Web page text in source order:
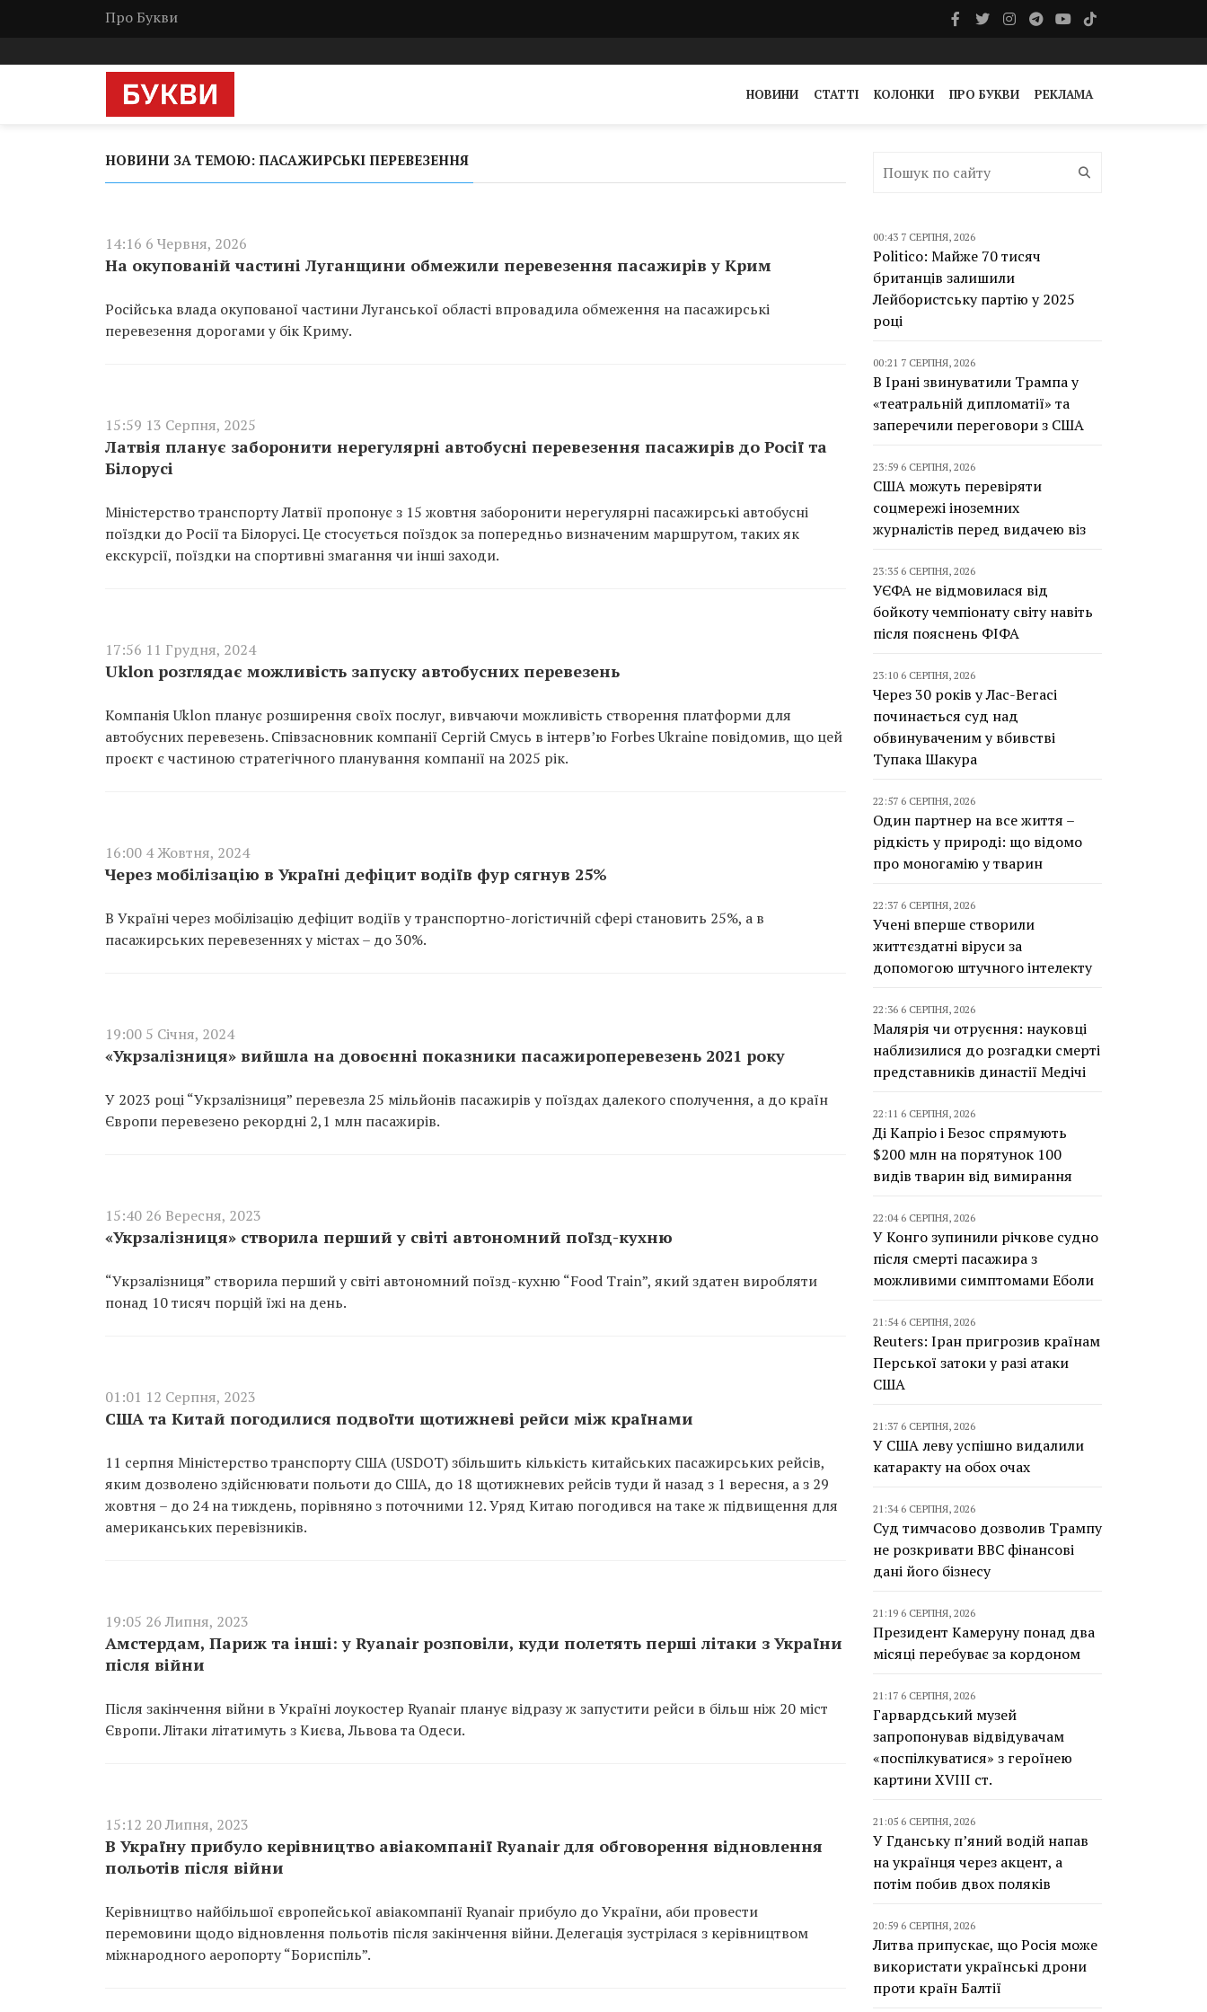
Про Букви
НОВИНИ СТАТТІ КОЛОНКИ ПРО БУКВИ РЕКЛАМА
НОВИНИ ЗА ТЕМОЮ: ПАСАЖИРСЬКІ ПЕРЕВЕЗЕННЯ
14:16 6 Червня, 2026
На окупованій частині Луганщини обмежили перевезення пасажирів у Крим
Російська влада окупованої частини Луганської області впровадила обмеження на пасажирські
перевезення дорогами у бік Криму.
15:59 13 Серпня, 2025
Латвія планує заборонити нерегулярні автобусні перевезення пасажирів до Росії та
Білорусі
Міністерство транспорту Латвії пропонує з 15 жовтня заборонити нерегулярні пасажирські автобусні
поїздки до Росії та Білорусі. Це стосується поїздок за попередньо визначеним маршрутом, таких як
екскурсії, поїздки на спортивні змагання чи інші заходи.
17:56 11 Грудня, 2024
Uklon розглядає можливість запуску автобусних перевезень
Компанія Uklon планує розширення своїх послуг, вивчаючи можливість створення платформи для
автобусних перевезень. Співзасновник компанії Сергій Смусь в інтерв’ю Forbes Ukraine повідомив, що цей
проєкт є частиною стратегічного планування компанії на 2025 рік.
16:00 4 Жовтня, 2024
Через мобілізацію в Україні дефіцит водіїв фур сягнув 25%
В Україні через мобілізацію дефіцит водіїв у транспортно-логістичній сфері становить 25%, а в
пасажирських перевезеннях у містах – до 30%.
19:00 5 Січня, 2024
«Укрзалізниця» вийшла на довоєнні показники пасажироперевезень 2021 року
У 2023 році “Укрзалізниця” перевезла 25 мільйонів пасажирів у поїздах далекого сполучення, а до країн
Європи перевезено рекордні 2,1 млн пасажирів.
15:40 26 Вересня, 2023
«Укрзалізниця» створила перший у світі автономний поїзд-кухню
“Укрзалізниця” створила перший у світі автономний поїзд-кухню “Food Train”, який здатен виробляти
понад 10 тисяч порцій їжі на день.
01:01 12 Серпня, 2023
США та Китай погодилися подвоїти щотижневі рейси між країнами
11 серпня Міністерство транспорту США (USDOT) збільшить кількість китайських пасажирських рейсів,
яким дозволено здійснювати польоти до США, до 18 щотижневих рейсів туди й назад з 1 вересня, а з 29
жовтня – до 24 на тиждень, порівняно з поточними 12. Уряд Китаю погодився на таке ж підвищення для
американських перевізників.
19:05 26 Липня, 2023
Амстердам, Париж та інші: у Ryanair розповіли, куди полетять перші літаки з України
після війни
Після закінчення війни в Україні лоукостер Ryanair планує відразу ж запустити рейси в більш ніж 20 міст
Європи. Літаки літатимуть з Києва, Львова та Одеси.
15:12 20 Липня, 2023
В Україну прибуло керівництво авіакомпанії Ryanair для обговорення відновлення
польотів після війни
Керівництво найбільшої європейської авіакомпанії Ryanair прибуло до України, аби провести
перемовини щодо відновлення польотів після закінчення війни. Делегація зустрілася з керівництвом
міжнародного аеропорту “Бориспіль”.
00:43 7 СЕРПНЯ, 2026
Politico: Майже 70 тисяч
британців залишили
Лейбористську партію у 2025
році
00:21 7 СЕРПНЯ, 2026
В Ірані звинуватили Трампа у
«театральній дипломатії» та
заперечили переговори з США
23:59 6 СЕРПНЯ, 2026
США можуть перевіряти
соцмережі іноземних
журналістів перед видачею віз
23:35 6 СЕРПНЯ, 2026
УЄФА не відмовилася від
бойкоту чемпіонату світу навіть
після пояснень ФІФА
23:10 6 СЕРПНЯ, 2026
Через 30 років у Лас-Вегасі
починається суд над
обвинуваченим у вбивстві
Тупака Шакура
22:57 6 СЕРПНЯ, 2026
Один партнер на все життя –
рідкість у природі: що відомо
про моногамію у тварин
22:37 6 СЕРПНЯ, 2026
Учені вперше створили
життєздатні віруси за
допомогою штучного інтелекту
22:36 6 СЕРПНЯ, 2026
Малярія чи отруєння: науковці
наблизилися до розгадки смерті
представників династії Медічі
22:11 6 СЕРПНЯ, 2026
Ді Капріо і Безос спрямують
$200 млн на порятунок 100
видів тварин від вимирання
22:04 6 СЕРПНЯ, 2026
У Конго зупинили річкове судно
після смерті пасажира з
можливими симптомами Еболи
21:54 6 СЕРПНЯ, 2026
Reuters: Іран пригрозив країнам
Перської затоки у разі атаки
США
21:37 6 СЕРПНЯ, 2026
У США леву успішно видалили
катаракту на обох очах
21:34 6 СЕРПНЯ, 2026
Суд тимчасово дозволив Трампу
не розкривати BBC фінансові
дані його бізнесу
21:19 6 СЕРПНЯ, 2026
Президент Камеруну понад два
місяці перебуває за кордоном
21:17 6 СЕРПНЯ, 2026
Гарвардський музей
запропонував відвідувачам
«поспілкуватися» з героїнею
картини XVIII ст.
21:05 6 СЕРПНЯ, 2026
У Гданську п’яний водій напав
на українця через акцент, а
потім побив двох поляків
20:59 6 СЕРПНЯ, 2026
Литва припускає, що Росія може
використати українські дрони
проти країн Балтії